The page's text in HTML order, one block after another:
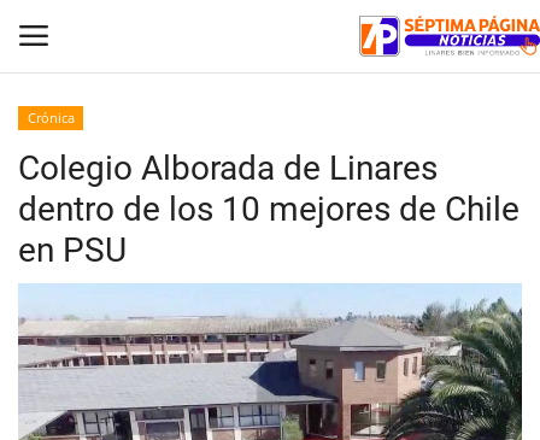
Inicio
Crónica
Policial
Tribunales
Deporte
Crónica
Colegio Alborada de Linares
dentro de los 10 mejores de Chile
en PSU